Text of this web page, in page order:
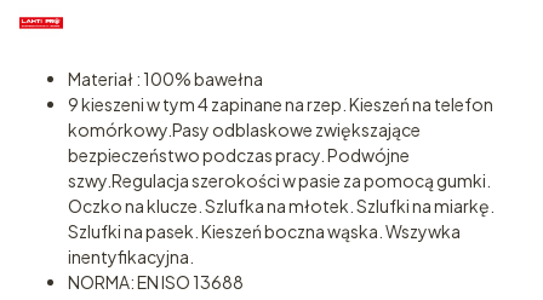
Materiał : 100% bawełna
9 kieszeni w tym 4 zapinane na rzep. Kieszeń na telefon
komórkowy.Pasy odblaskowe zwiększające
bezpieczeństwo podczas pracy. Podwójne
szwy.Regulacja szerokości w pasie za pomocą gumki.
Oczko na klucze. Szlufka na młotek. Szlufki na miarkę.
Szlufki na pasek. Kieszeń boczna wąska. Wszywka
inentyfikacyjna.
NORMA: EN ISO 13688